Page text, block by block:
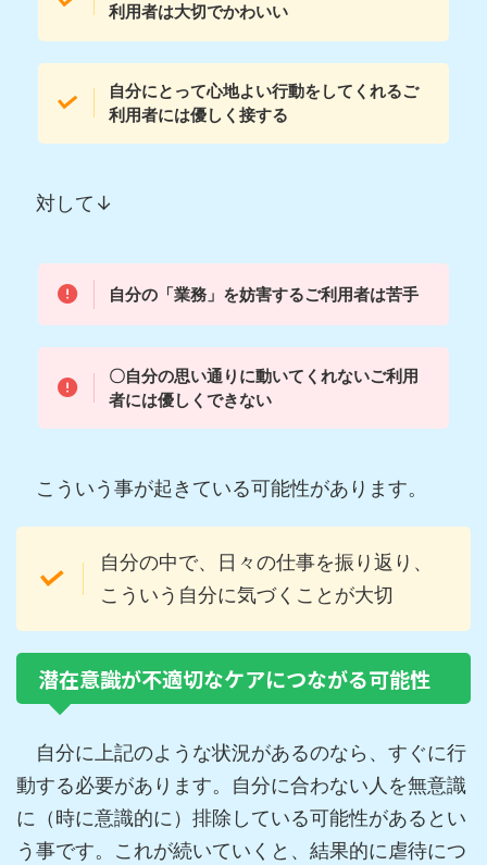
利用者は大切でかわいい
自分にとって心地よい行動をしてくれるご
利用者には優しく接する
対して↓
自分の「業務」を妨害するご利用者は苦手
〇自分の思い通りに動いてくれないご利用
者には優しくできない
こういう事が起きている可能性があります。
自分の中で、日々の仕事を振り返り、
こういう自分に気づくことが大切
潜在意識が不適切なケアにつながる可能性
自分に上記のような状況があるのなら、すぐに行
動する必要があります。自分に合わない人を無意識
に（時に意識的に）排除している可能性があるとい
う事です。これが続いていくと、結果的に虐待につ